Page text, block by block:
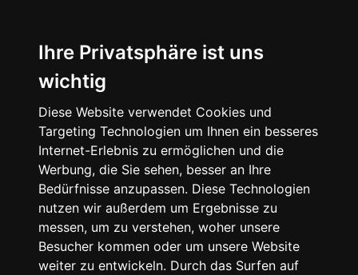
Ihre Privatsphäre ist uns
wichtig
Diese Website verwendet Cookies und
Targeting Technologien um Ihnen ein besseres
Internet-Erlebnis zu ermöglichen und die
Werbung, die Sie sehen, besser an Ihre
Bedürfnisse anzupassen. Diese Technologien
nutzen wir außerdem um Ergebnisse zu
messen, um zu verstehen, woher unsere
Besucher kommen oder um unsere Website
weiter zu entwickeln. Durch das Surfen auf